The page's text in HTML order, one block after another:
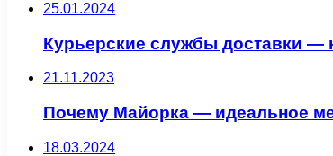
25.01.2024
Курьерские службы доставки —
21.11.2023
Почему Майорка — идеальное
18.03.2024